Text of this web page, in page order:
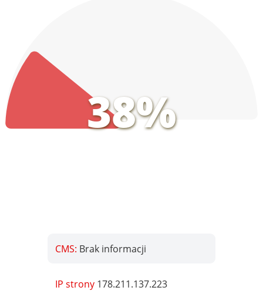
38%
CMS: Brak informacji
IP strony 178.211.137.223